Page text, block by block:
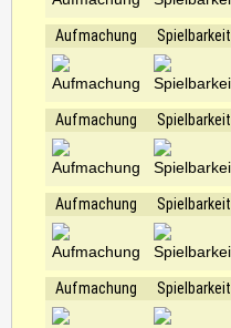
Aufmachung Spielbarkeit
Aufmachung Spielbarkeit
Aufmachung Spielbarkeit
Aufmachung Spielbarkeit